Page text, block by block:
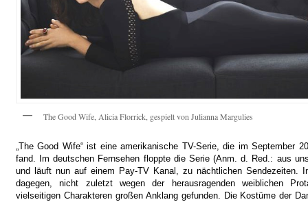
The Good Wife, Alicia Florrick, gespielt von Julianna Margulies
„The Good Wife“ ist eine amerikanische TV-Serie, die im September
fand. Im deutschen Fernsehen floppte die Serie (Anm. d. Red.: aus
und läuft nun auf einem Pay-TV Kanal, zu nächtlichen Sendezeiten.
dagegen, nicht zuletzt wegen der herausragenden weiblichen
vielseitigen Charakteren großen Anklang gefunden. Die Kostüme der